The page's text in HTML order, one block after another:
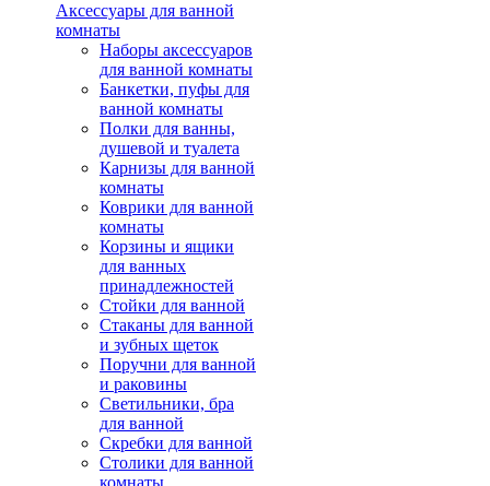
Аксессуары для ванной
комнаты
Наборы аксессуаров
для ванной комнаты
Банкетки, пуфы для
ванной комнаты
Полки для ванны,
душевой и туалета
Карнизы для ванной
комнаты
Коврики для ванной
комнаты
Корзины и ящики
для ванных
принадлежностей
Стойки для ванной
Стаканы для ванной
и зубных щеток
Поручни для ванной
и раковины
Светильники, бра
для ванной
Скребки для ванной
Столики для ванной
комнаты